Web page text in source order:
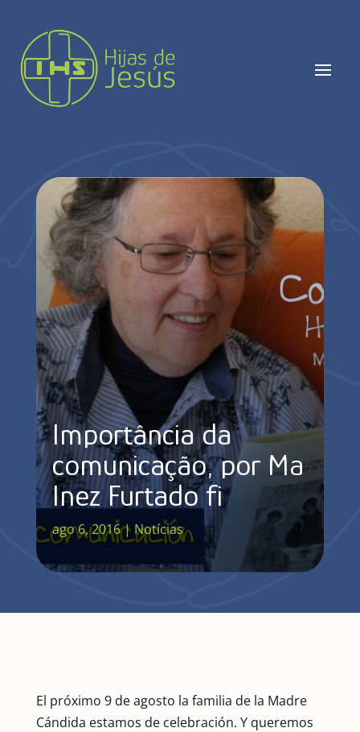
Importância da
comunicação, por Mª
Inez Furtado fi
ago 6, 2016|Notícias
El próximo 9 de agosto la familia de la Madre
Cándida estamos de celebración. Y queremos